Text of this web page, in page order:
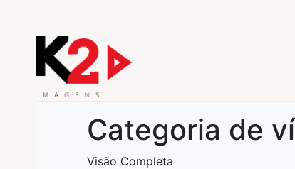
Categoria de
Visão Completa